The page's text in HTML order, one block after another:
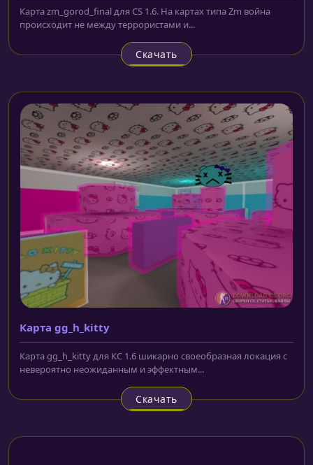
Карта zm_gorod_final для CS 1.6. На картах типа Zm война
происходит не между террористами и...
Скачать
Карта gg_h_kitty
Карта gg_h_kitty для КС 1.6 шикарно своеобразная локация с
невероятно неожиданным и эффектным...
Скачать